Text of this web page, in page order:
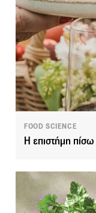
FOOD SCIENCE
Η επιστήμη